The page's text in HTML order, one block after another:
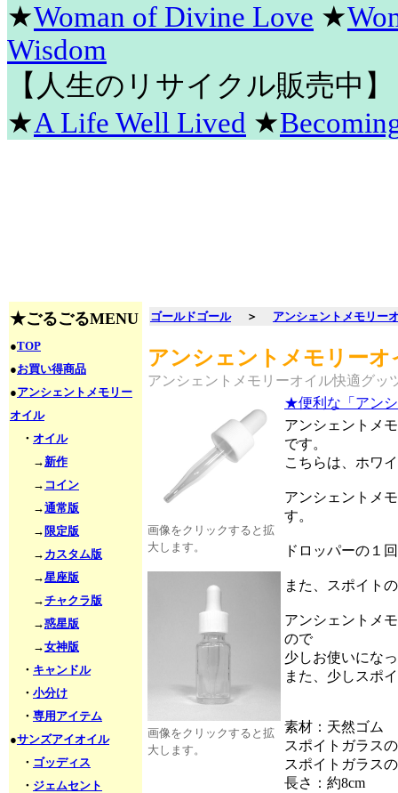
★Woman of Divine Love ★
Wisdom
【人生のリサイクル販売中】
★A Life Well Lived ★
★ごるごるMENU
●TOP
●お買い得商品
●アンシェントメモリー
オイル
・ オイル
→新作
→ コイン
→通常版
→ 限定版
→ カスタム版
→星座版
→チャクラ版
→惑星版
→女神版
・ キャンドル
・ 小分け
・ 専用アイテム
●サンズアイオイル
・ ゴッディス
・ ジェムセント
ゴールドゴール ＞ アンシェントメモリー
アンシェントメモリー
アンシェントメモリーオイル快適グッ
画像をクリックすると拡
大します。
画像をクリックすると拡
大します。
★便利な「アン
アンシェントメ
です。
こちらは、ホワ
アンシェントメ
す。
ドロッパーの１
また、スポイト
アンシェントメ
ので
少しお使いにな
また、少しスポ
素材：天然ゴム
スポイトガラス
スポイトガラス
長さ：約8cm